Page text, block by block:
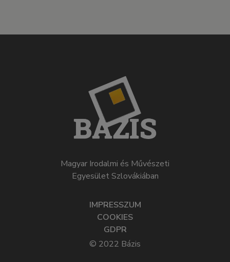
Magyar Irodalmi és Művészeti
Egyesület Szlovákiában
IMPRESSZUM
COOKIES
GDPR
© 2022 Bázis